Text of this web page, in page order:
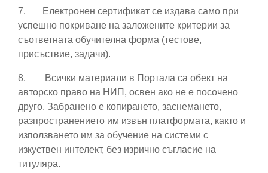
7.
Електронен сертификат се издава само при
успешно покриване на заложените критерии за
съответната обучителна форма (тестове,
присъствие, задачи).
8.
Всички материали в Портала са обект на
авторско право на НИП, освен ако не е посочено
друго. Забранено е копирането, заснемането,
разпространението им извън платформата, както и
използването им за обучение на системи с
изкуствен интелект, без изрично съгласие на
титуляра.